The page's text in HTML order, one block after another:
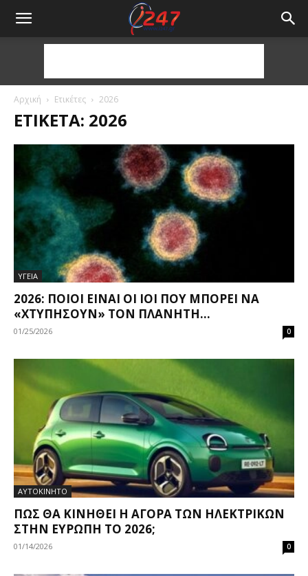
Αρχική Ετικέτες 2026
ΕΤΙΚΈΤΑ: 2026
ΥΓΕΙΑ
2026: ΠΟΙΟΙ ΕΊΝΑΙ ΟΙ ΙΟΊ ΠΟΥ ΜΠΟΡΕΊ ΝΑ
«ΧΤΥΠΉΣΟΥΝ» ΤΟΝ ΠΛΑΝΉΤΗ...
01/25/2026 0
ΑΥΤΟΚΙΝΗΤΟ
ΠΏΣ ΘΑ ΚΙΝΗΘΕΊ Η ΑΓΟΡΆ ΤΩΝ ΗΛΕΚΤΡΙΚΏΝ
ΣΤΗΝ ΕΥΡΏΠΗ ΤΟ 2026;
01/14/2026 0